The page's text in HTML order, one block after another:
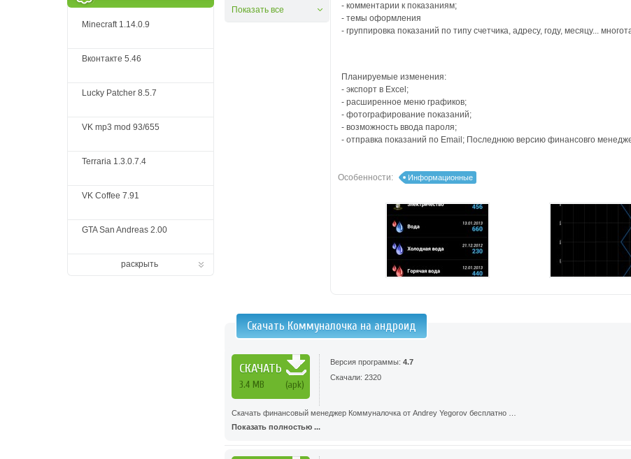
Показать все
- комментарии к показаниям;
- темы оформления
- группировка показаний по типу счетчика, адресу, году, месяцу...
Планируемые изменения:
- экспорт в Excel;
- расширенное меню графиков;
- фотографирование показаний;
- возможность ввода пароля;
- отправка показаний по Email; Последнюю версию финансовго
Особенности: Информационные
Скачать Коммуналочка на андроид
СКАЧАТЬ
3.4 MB (apk)
Версия программы: 4.7
Скачали: 2320
Скачать финансовый менеджер Коммуналочка от Andrey Yegorov бесплатно …
Показать полностью ...
Minecraft 1.14.0.9
Вконтакте 5.46
Lucky Patcher 8.5.7
VK mp3 mod 93/655
Terraria 1.3.0.7.4
VK Coffee 7.91
GTA San Andreas 2.00
раскрыть